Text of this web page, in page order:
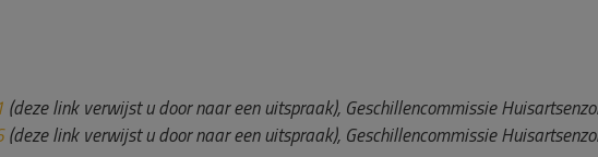
(deze link verwijst u door naar een uitspraak), Geschillencommissie
(deze link verwijst u door naar een uitspraak), Geschillencommissie